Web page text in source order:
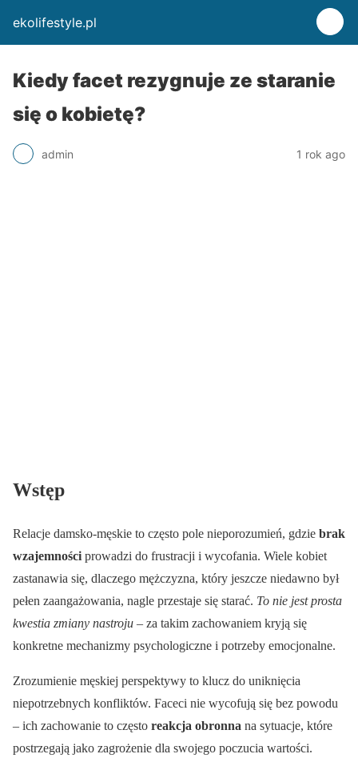
ekolifestyle.pl
Kiedy facet rezygnuje ze staranie
się o kobietę?
admin 1 rok ago
Wstęp
Relacje damsko-męskie to często pole nieporozumień, gdzie brak
wzajemności prowadzi do frustracji i wycofania. Wiele kobiet
zastanawia się, dlaczego mężczyzna, który jeszcze niedawno był
pełen zaangażowania, nagle przestaje się starać. To nie jest prosta
kwestia zmiany nastroju – za takim zachowaniem kryją się
konkretne mechanizmy psychologiczne i potrzeby emocjonalne.
Zrozumienie męskiej perspektywy to klucz do uniknięcia
niepotrzebnych konfliktów. Faceci nie wycofują się bez powodu
– ich zachowanie to często reakcja obronna na sytuacje, które
postrzegają jako zagrożenie dla swojego poczucia wartości.